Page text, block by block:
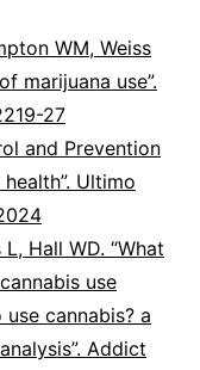
WM, Weiss
marijuana use”.
27
and Prevention
Ultimo
Hall WD. “What
use
cannabis? a
Addict